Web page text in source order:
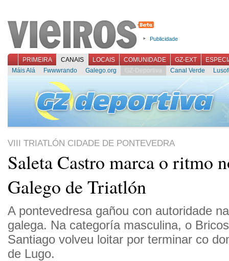
Publicidade
PRIMEIRA CANAIS LOCAIS COMUNIDADE GZ-EXT
Máis Alá
Fwwwrando Galego.org GZ-Deportiva Canal Verde
VIII TRIATLÓN CIDADE DE PONTEVEDRA
Saleta Castro marca o ritmo
Galego de Triatlón
A pontevedresa gañou con autoridade
galega. Na categoría masculina, o
Santiago volveu loitar por terminar co
de Lugo.